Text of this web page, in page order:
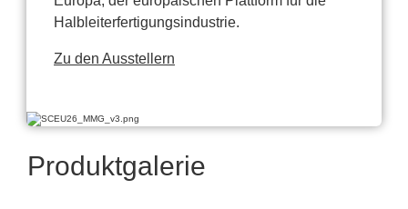
Halbleiterfertigungsindustrie.
Zu den Ausstellern
Produktgalerie